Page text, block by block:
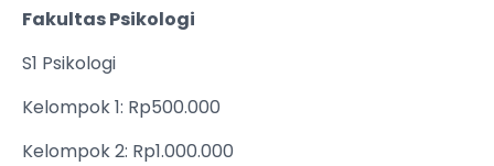
Fakultas Psikologi
S1 Psikologi
Kelompok 1: Rp500.000
Kelompok 2: Rp1.000.000